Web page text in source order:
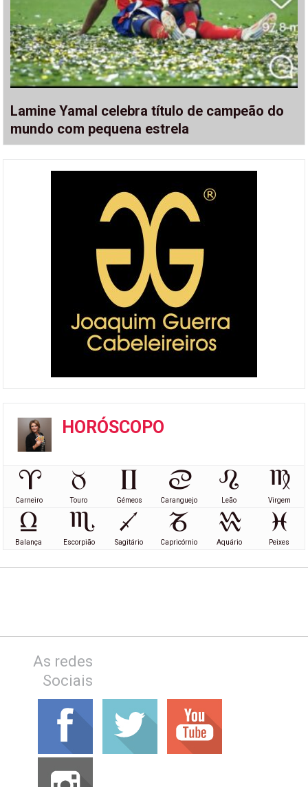
Lamine Yamal celebra título de campeão do
mundo com pequena estrela
HORÓSCOPO
Carneiro Touro Gémeos Caranguejo Leão Virgem
Balança Escorpião Sagitário Capricórnio Aquário Peixes
As redes
Sociais